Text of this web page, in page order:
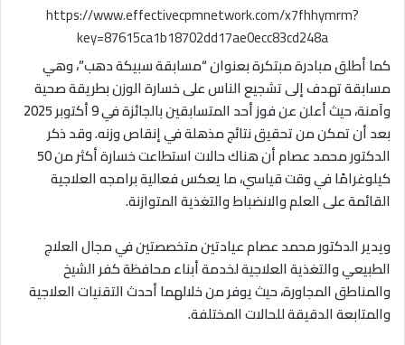
https://www.effectivecpmnetwork.com/x7fhhymrm?
key=87615ca1b18702dd17ae0ecc83cd248a
كما أطلق مبادرة مبتكرة بعنوان “مسابقة سبيكة دهب”، وهي
مسابقة تهدف إلى تشجيع الناس على خسارة الوزن بطريقة صحية
وآمنة، حيث أعلن عن فوز أحد المتسابقين بالجائزة في 9 أكتوبر 2025
بعد أن تمكن من تحقيق نتائج مذهلة في إنقاص وزنه. وقد ذكر
الدكتور محمد عصام أن هناك حالات استطاعت خسارة أكثر من 50
كيلوغرامًا في وقت قياسي، ما يعكس فعالية برامجه العلاجية
القائمة على العلم والانضباط والتغذية المتوازنة.
ويدير الدكتور محمد عصام عيادتين متخصصتين في مجال العلاج
الطبيعي والتغذية العلاجية لخدمة أبناء محافظة كفر الشيخ
والمناطق المجاورة، حيث يوفر من خلالهما أحدث التقنيات العلاجية
والمتابعة الدقيقة للحالات المختلفة.